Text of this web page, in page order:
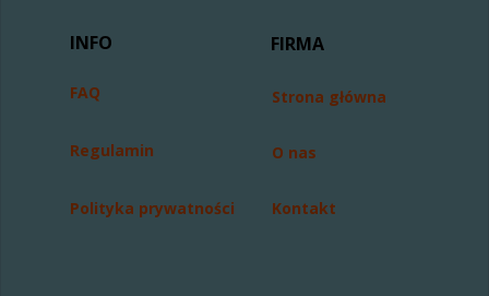
FIRMA
Strona główna
O nas
Kontakt
Polityka prywatności
FAQ
Regulamin
INFO